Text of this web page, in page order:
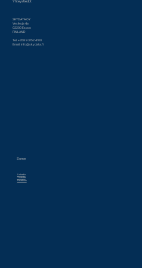
Yhteystiedot
SKYDATA OY
Vesikuja 4a
02200 Espoo
FINLAND
Tel. +358 9 3152 4100
Email:info@skydata.fi
Some
Linkedin
Youtube
Facebook